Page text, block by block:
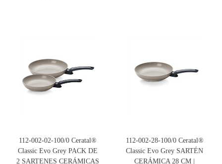
112-002-02-100/0 Ceratal®
Classic Evo Grey PACK DE
2 SARTENES CERÁMICAS
112-002-28-100/0 Ceratal®
Classic Evo Grey SARTÉN
CERÁMICA 28 CM |